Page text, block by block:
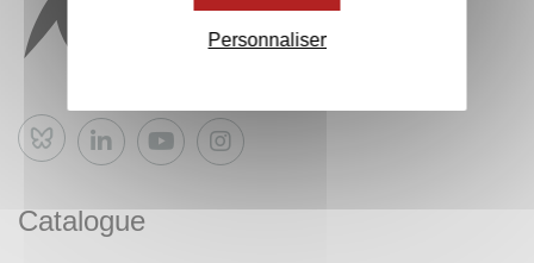
Bluesky
Catalogue
Personnaliser